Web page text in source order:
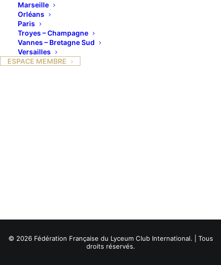
Marseille
Orléans
Paris
Troyes – Champagne
Vannes – Bretagne Sud
Versailles
ESPACE MEMBRE
© 2026 Fédération Française du Lyceum Club International. | Tous
droits réservés.